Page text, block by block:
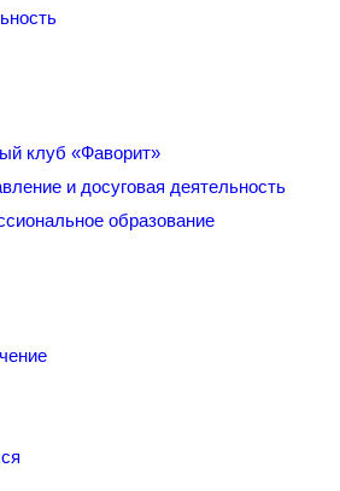
клуб «Фаворит»
и досуговая деятельность
образование